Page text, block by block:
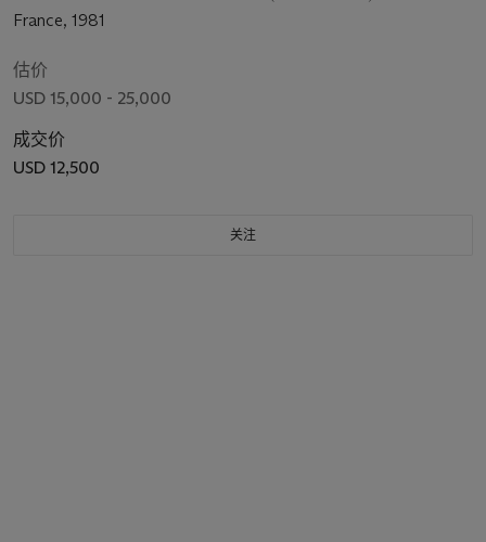
France, 1981
估价
USD 15,000 - 25,000
成交价
USD 12,500
关注